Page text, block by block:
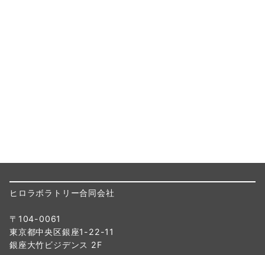
ヒロラボラトリー合同会社
〒104-0061
東京都中央区銀座1-22-11
銀座大竹ビジデンス 2F